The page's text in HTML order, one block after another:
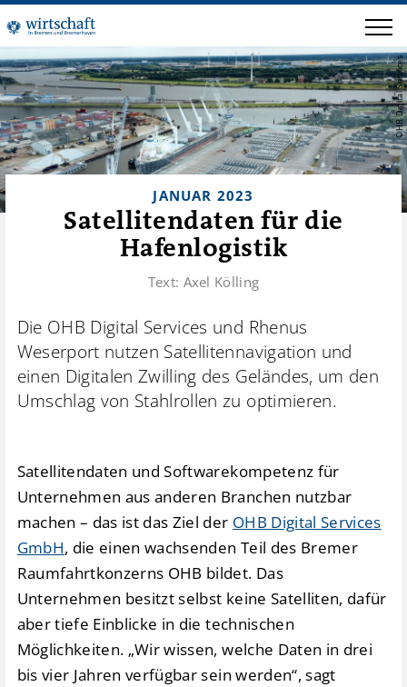
OHB Digital Services
JANUAR 2023
Satellitendaten für die
Hafenlogistik
Text: Axel Kölling
Die OHB Digital Services und Rhenus
Weserport nutzen Satellitennavigation und
einen Digitalen Zwilling des Geländes, um den
Umschlag von Stahlrollen zu optimieren.
Satellitendaten und Softwarekompetenz für
Unternehmen aus anderen Branchen nutzbar
machen – das ist das Ziel der OHB Digital Services
GmbH, die einen wachsenden Teil des Bremer
Raumfahrtkonzerns OHB bildet. Das
Unternehmen besitzt selbst keine Satelliten, dafür
aber tiefe Einblicke in die technischen
Möglichkeiten. „Wir wissen, welche Daten in drei
bis vier Jahren verfügbar sein werden“, sagt